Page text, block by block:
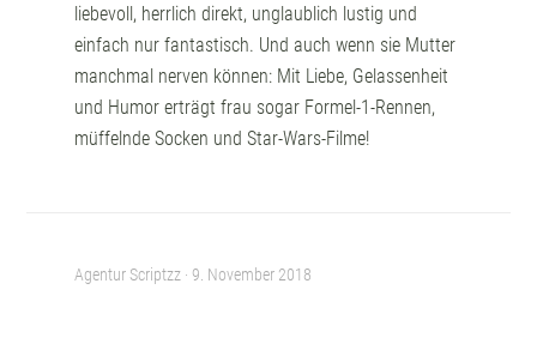
liebevoll, herrlich direkt, unglaublich lustig und
einfach nur fantastisch. Und auch wenn sie Mutter
manchmal nerven können: Mit Liebe, Gelassenheit
und Humor erträgt frau sogar Formel-1-Rennen,
müffelnde Socken und Star-Wars-Filme!
Agentur Scriptzz · 9. November 2018